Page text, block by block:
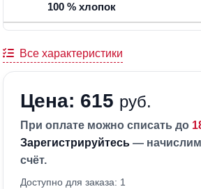
100 % хлопок
Все характеристики
Цена: 615 руб.
При оплате можно списать до
Зарегистрируйтесь — начислим
счёт.
Доступно для заказа: 1